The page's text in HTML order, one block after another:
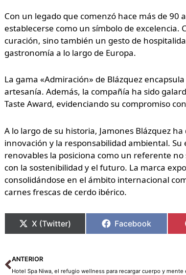
Con un legado que comenzó hace más de 90
establecerse como un símbolo de
curación, sino también un gesto de
gastronomía a lo largo de Europa.
La gama «Admiración» de Blázquez
artesanía. Además, la compañía ha sido
Taste Award, evidenciando su compromiso
A lo largo de su historia, Jamones Blázquez
innovación y la responsabilidad ambiental.
renovables la posiciona como un referente
con la sostenibilidad y el futuro. La marca
consolidándose en el ámbito internacional
carnes frescas de cerdo ibérico.
X (Twitter) Facebook
Ant
ANTERIOR